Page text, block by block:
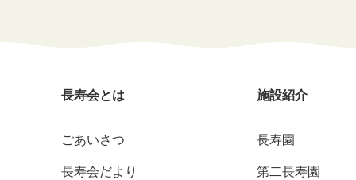
長寿会とは
ごあいさつ
長寿会だより
施設紹介
長寿園
第二長寿園